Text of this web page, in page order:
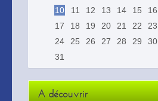
10
11 12 13 14 15
16
17
18 19 20 21 22
23
24
25 26 27 28 29
30
31
A découvrir